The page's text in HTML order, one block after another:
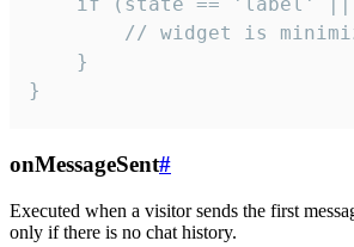
if (state == 'label'
// widget is
    }
}
onMessageSent#
Executed when a visitor sends the first
only if there is no chat history.